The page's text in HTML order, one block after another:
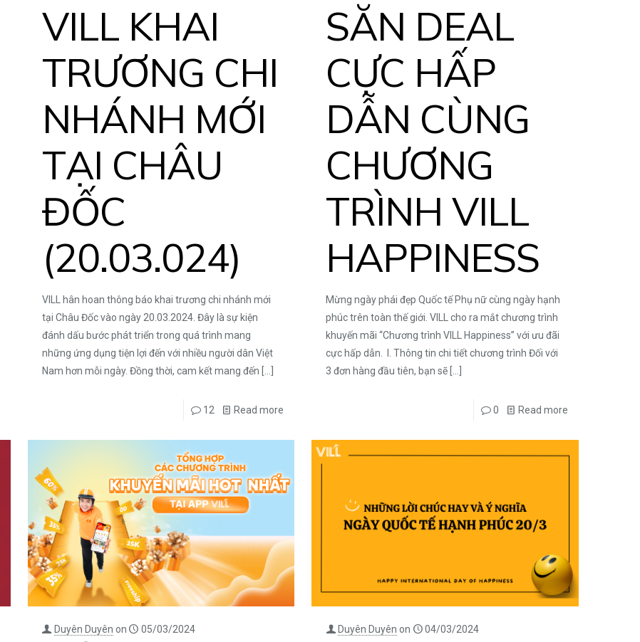
VILL KHAI
TRƯƠNG CHI
NHÁNH MỚI
TẠI CHÂU
ĐỐC
(20.03.024)
VILL hân hoan thông báo khai trương chi nhánh mới
tại Châu Đốc vào ngày 20.03.2024. Đây là sự kiện
đánh dấu bước phát triển trong quá trình mang
những ứng dụng tiện lợi đến với nhiều người dân Việt
Nam hơn mỗi ngày. Đồng thời, cam kết mang đến
12 Read more
SĂN DEAL
CỰC HẤP
DẪN CÙNG
CHƯƠNG
TRÌNH VILL
HAPPINESS
Mừng ngày phái đẹp Quốc tế Phụ nữ cùng ngày hạnh
phúc trên toàn thế giới. VILL cho ra mắt chương trình
khuyến mãi “Chương trình VILL Happiness” với ưu đãi
cực hấp dẫn. I. Thông tin chi tiết chương trình Đối với
3 đơn hàng đầu tiên, bạn sẽ
0 Read more
Duyên Duyên on 05/03/2024 Duyên Duyên on 04/03/2024